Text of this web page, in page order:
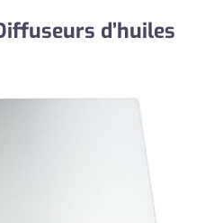
d’huiles